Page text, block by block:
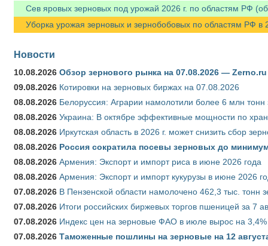
Сев яровых зерновых под урожай 2026 г. по областям РФ
Уборка урожая зерновых и зернобобовых по областям РФ в
Новости
10.08.2026 Обзор зернового рынка на 07.08.2026 — Zerno.ru
09.08.2026 Котировки на зерновых биржах на 07.08.2026
08.08.2026 Белоруссия: Аграрии намолотили более 6 млн тонн
08.08.2026 Украина: В октябре эффективные мощности по
08.08.2026 Иркутская область в 2026 г. может снизить сбор
08.08.2026 Россия сократила посевы зерновых до
08.08.2026 Армения: Экспорт и импорт риса в июне 2026 года
08.08.2026 Армения: Экспорт и импорт кукурузы в июне 2026
07.08.2026 В Пензенской области намолочено 462,3 тыс. тонн
07.08.2026 Итоги российских биржевых торгов пшеницей за 7
07.08.2026 Индекс цен на зерновые ФАО в июле вырос на 3,4%
07.08.2026 Таможенные пошлины на зерновые на 12